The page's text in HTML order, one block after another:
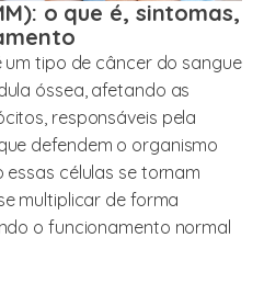
o que é, sintomas,
um tipo de câncer do sangue
óssea, afetando as
responsáveis pela
defendem o organismo
células se tornam
multiplicar de forma
o funcionamento normal